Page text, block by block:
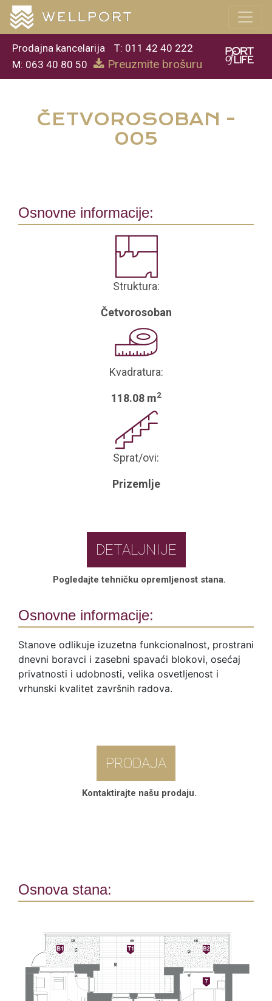
Prodajna kancelarija
T: 011 42 40 222
M: 063 40 80 50
Preuzmite brošuru
ČETVOROSOBAN -
005
Osnovne informacije:
Struktura:
Četvorosoban
Kvadratura:
118.08 m2
Sprat/ovi:
Prizemlje
DETALJNIJE
Pogledajte tehničku opremljenost stana.
Osnovne informacije:
Stanove odlikuje izuzetna funkcionalnost, prostrani
dnevni boravci i zasebni spavaći blokovi, osećaj
privatnosti i udobnosti, velika osvetljenost i
vrhunski kvalitet završnih radova.
PRODAJA
Kontaktirajte našu prodaju.
Osnova stana: